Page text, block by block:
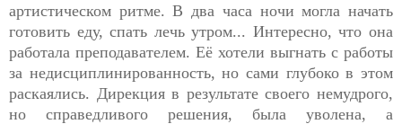
артистическом ритме. В два часа ночи могла начать
готовить еду, спать лечь утром... Интересно, что она
работала преподавателем. Её хотели выгнать с работы
за недисциплинированность, но сами глубоко в этом
раскаялись. Дирекция в результате своего немудрого,
но справедливого решения, была уволена, а